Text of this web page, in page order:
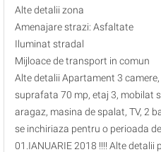
Alte detalii zona
Amenajare strazi: Asfaltate
Iluminat stradal
Mijloace de transport in comun
Alte detalii Apartament 3
suprafata 70 mp, etaj 3, mobilat
aragaz, masina de spalat, TV, 2
se inchiriaza pentru o perioada
01.IANUARIE 2018 !!!! Alte detalii